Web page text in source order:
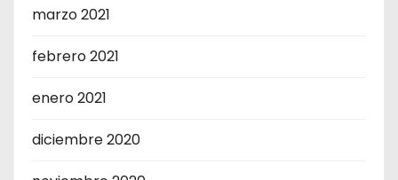
marzo 2021
febrero 2021
enero 2021
diciembre 2020